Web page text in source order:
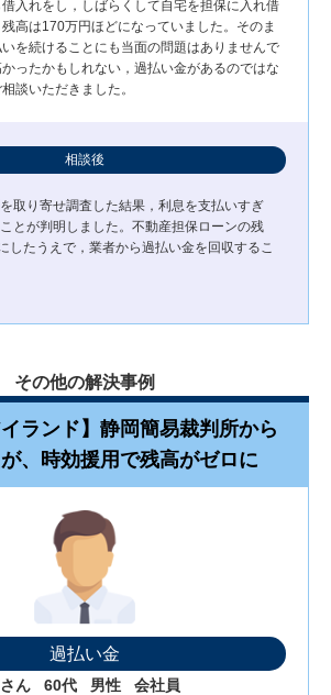
入れをし，しばらくして自宅を担保に入れ借
高は170万円ほどになっていました。そのま
を続けることにも当面の問題はありませんで
ったかもしれない，過払い金があるのではな
談いただきました。
相談後
取り寄せ調査した結果，利息を支払いすぎ
とが判明しました。不動産担保ローンの残
したうえで，業者から過払い金を回収するこ
その他の解決事例
イランド】静岡簡易裁判所から
、時効援用で残高がゼロに
過払い金
ん 60代 男性 会社員